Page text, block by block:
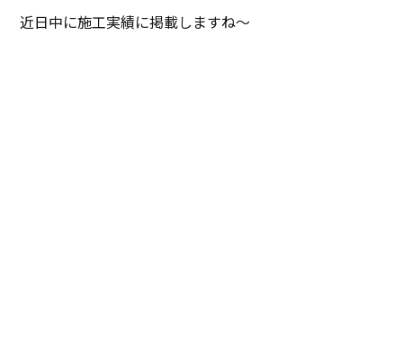
近日中に施工実績に掲載しますね～